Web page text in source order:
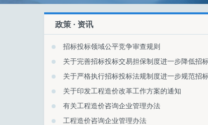
政策 · 资讯
招标投标领域公平竞争审查规则
关于印发工程造价改革工作方案的通知
有关工程造价咨询企业管理办法
工程造价咨询企业管理办法